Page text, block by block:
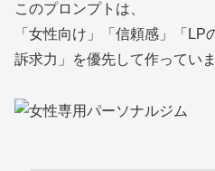
このプロンプトは、
「女性向け」「信頼感」「
訴求力」を優先して作っていま